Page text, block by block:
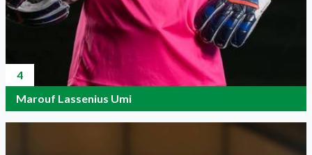
4
Marouf Lassenius Umi